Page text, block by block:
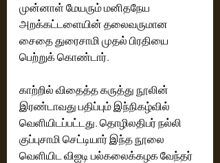
முன்னாள் மேயரும் மனிதநேய
அறக்கட்டளையின் தலைவருமான
சைதை துரைசாமி முதல் பிரதியை
பெற்றுக் கொண்டார்.
காற்றில் விதைத்த கருத்து நூலின்
இரண்டாவது பதிப்பும் இந்நிகழ்வில்
வெளியிடப்பட்டது. தொழிலதிபர் நல்லி
குப்புசாமி செட்டியார் இந்த நூலை
வெளியிட விஐடி பல்கலைக்கழக வேந்தர்